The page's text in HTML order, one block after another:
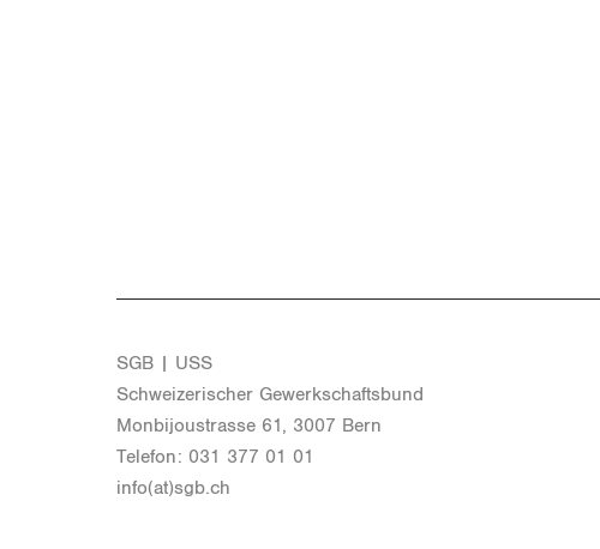
SGB | USS
Schwei­ze­ri­scher Ge­werk­schafts­bund
Mon­bi­joustras­se 61, 3007 Bern
Te­le­fon: 031 377 01 01
info(at)​sgb.​ch